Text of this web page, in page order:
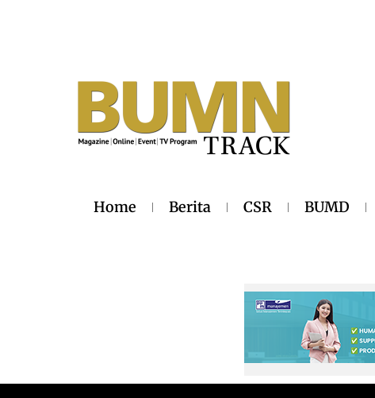
Home Berita CSR BUMD